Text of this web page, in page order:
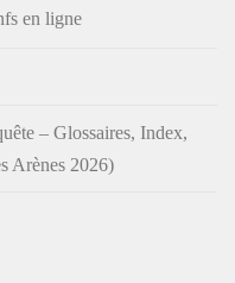
en ligne
– Glossaires, Index,
Arènes 2026)